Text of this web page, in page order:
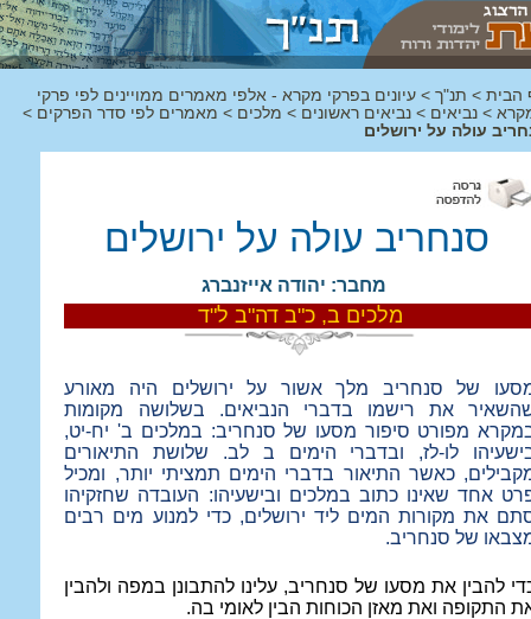
הבית > תנ"ך > עיונים בפרקי מקרא - אלפי מאמרים ממויינים לפי פרקי
> נביאים > נביאים ראשונים > מלכים > מאמרים לפי סדר הפרקים >
עולה על ירושלים
סנחריב עולה על ירושלים
מחבר: יהודה אייזנברג
מלכים ב, כ"ב דה"ב ל"ד
של סנחריב מלך אשור על ירושלים היה מאורע
את רישמו בדברי הנביאים. בשלושה מקומות
מפורט סיפור מסעו של סנחריב: במלכים ב' יח-יט,
לו-לז, ובדברי הימים ב לב. שלושת התיאורים
כאשר התיאור בדברי הימים תמציתי יותר, ומכיל
אחד שאינו כתוב במלכים ובישעיהו: העובדה שחזקיהו
את מקורות המים ליד ירושלים, כדי למנוע מים רבים
של סנחריב.
להבין את מסעו של סנחריב, עלינו להתבונן במפה ולהבין
התקופה ואת מאזן הכוחות הבין לאומי בה.